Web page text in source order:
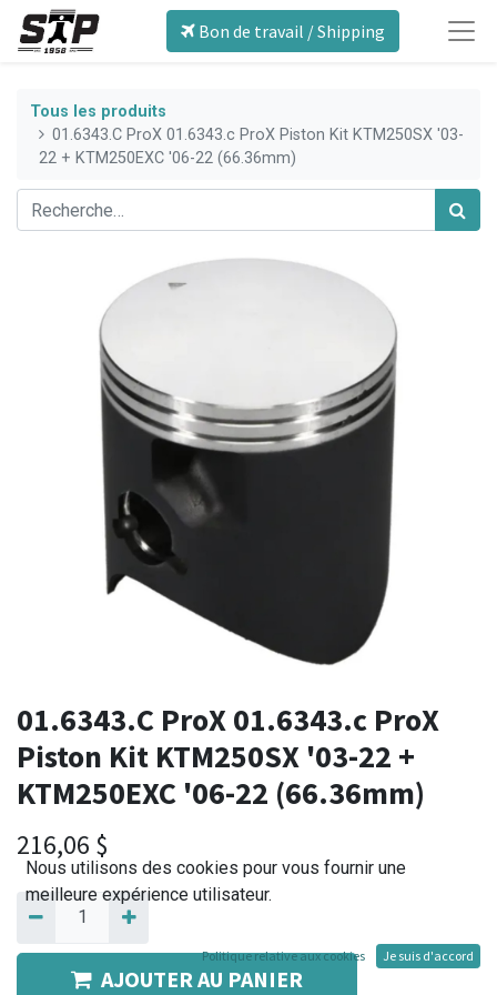
Bon de travail / Shipping
Tous les produits
01.6343.C ProX 01.6343.c ProX Piston Kit KTM250SX '03-
22 + KTM250EXC '06-22 (66.36mm)
01.6343.C ProX 01.6343.c ProX
Piston Kit KTM250SX '03-22 +
KTM250EXC '06-22 (66.36mm)
216,06 $
AJOUTER AU PANIER
Nous utilisons des cookies pour vous fournir une
meilleure expérience utilisateur.
Politique relative aux cookies Je suis d'accord